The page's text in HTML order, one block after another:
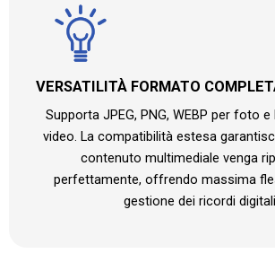
VERSATILITÀ FORMATO
Supporta JPEG, PNG, WEBP per foto e
video. La compatibilità estesa
contenuto multimediale venga
perfettamente, offrendo massima
gestione dei ricordi